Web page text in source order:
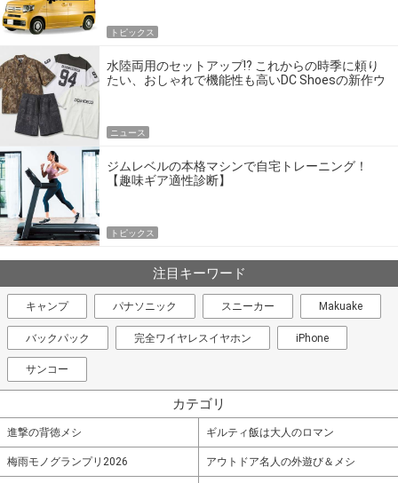
トピックス
水陸両用のセットアップ!? これからの時季に頼り
たい、おしゃれで機能性も高いDC Shoesの新作ウ
ニュース
ジムレベルの本格マシンで自宅トレーニング！
【趣味ギア適性診断】
トピックス
注目キーワード
キャンプ パナソニック スニーカー Makuake
バックパック 完全ワイヤレスイヤホン iPhone
サンコー
カテゴリ
進撃の背徳メシ ギルティ飯は大人のロマン
梅雨モノグランプリ2026 アウトドア名人の外遊び＆メシ